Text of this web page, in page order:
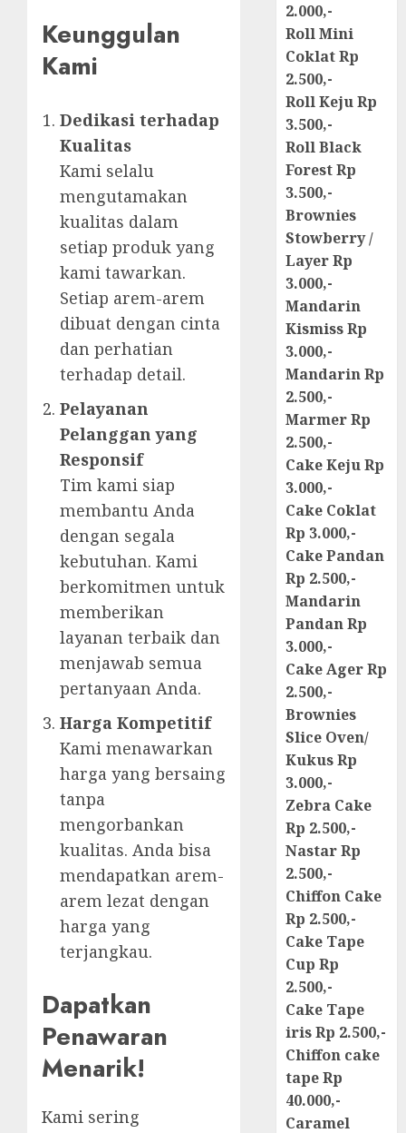
Keunggulan
Kami
Dedikasi terhadap
Kualitas
Kami selalu
mengutamakan
kualitas dalam
setiap produk yang
kami tawarkan.
Setiap arem-arem
dibuat dengan cinta
dan perhatian
terhadap detail.
Pelayanan
Pelanggan yang
Responsif
Tim kami siap
membantu Anda
dengan segala
kebutuhan. Kami
berkomitmen untuk
memberikan
layanan terbaik dan
menjawab semua
pertanyaan Anda.
Harga Kompetitif
Kami menawarkan
harga yang bersaing
tanpa
mengorbankan
kualitas. Anda bisa
mendapatkan arem-
arem lezat dengan
harga yang
terjangkau.
Dapatkan
Penawaran
Menarik!
Kami sering
2.000,-
Roll Mini
Coklat Rp
2.500,-
Roll Keju Rp
3.500,-
Roll Black
Forest Rp
3.500,-
Brownies
Stowberry /
Layer Rp
3.000,-
Mandarin
Kismiss Rp
3.000,-
Mandarin Rp
2.500,-
Marmer Rp
2.500,-
Cake Keju Rp
3.000,-
Cake Coklat
Rp 3.000,-
Cake Pandan
Rp 2.500,-
Mandarin
Pandan Rp
3.000,-
Cake Ager Rp
2.500,-
Brownies
Slice Oven/
Kukus Rp
3.000,-
Zebra Cake
Rp 2.500,-
Nastar Rp
2.500,-
Chiffon Cake
Rp 2.500,-
Cake Tape
Cup Rp
2.500,-
Cake Tape
iris Rp 2.500,-
Chiffon cake
tape Rp
40.000,-
Caramel